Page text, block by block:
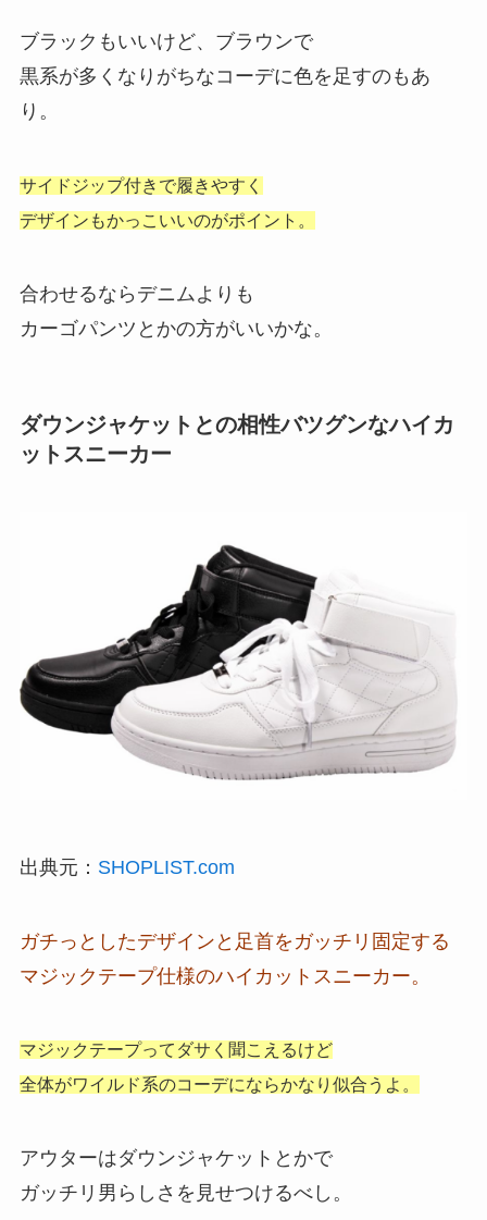
ブラックもいいけど、ブラウンで
黒系が多くなりがちなコーデに色を足すのもあ
り。
サイドジップ付きで履きやすく
デザインもかっこいいのがポイント。
合わせるならデニムよりも
カーゴパンツとかの方がいいかな。
ダウンジャケットとの相性バツグンなハイカ
ットスニーカー
出典元： SHOPLIST.com
ガチっとしたデザインと足首をガッチリ固定する
マジックテープ仕様のハイカットスニーカー。
マジックテープってダサく聞こえるけど
全体がワイルド系のコーデにならかなり似合うよ。
アウターはダウンジャケットとかで
ガッチリ男らしさを見せつけるべし。